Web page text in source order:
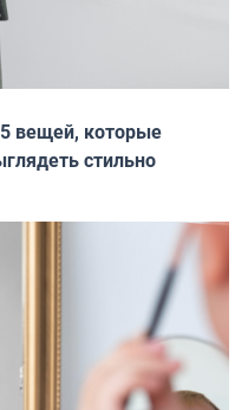
вещей, которые
стильно